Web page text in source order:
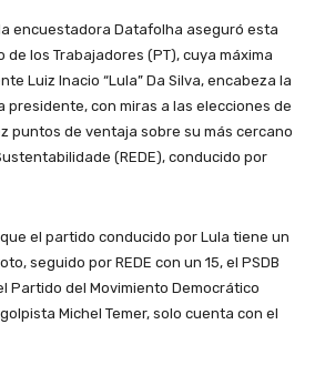
encuestadora Datafolha aseguró esta
de los Trabajadores (PT), cuya máxima
Luiz Inacio “Lula” Da Silva, encabeza la
presidente, con miras a las elecciones de
puntos de ventaja sobre su más cercano
(REDE), conducido por
el partido conducido por Lula tiene un
seguido por REDE con un 15, el PSDB
Partido del Movimiento Democrático
Michel Temer, solo cuenta con el